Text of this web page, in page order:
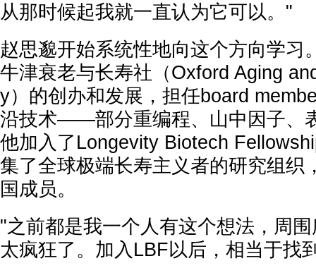
从那时候起我就一直认为它可以。"
赵思邈开始系统性地向这个方向学习
牛津衰老与长寿社（Oxford Aging
y）的创办和发展，担任board
沿技术——部分重编程、山中因子、
他加入了Longevity Biotech
集了全球极端长寿主义者的研究组织
国成员。
"之前都是我一个人有这个想法，周
太疯狂了。加入LBF以后，相当于找